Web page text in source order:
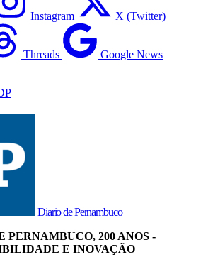
Instagram X (Twitter)
Threads Google News
Diario de Pernambuco
PERNAMBUCO, 200 ANOS -
E INOVAÇÃO